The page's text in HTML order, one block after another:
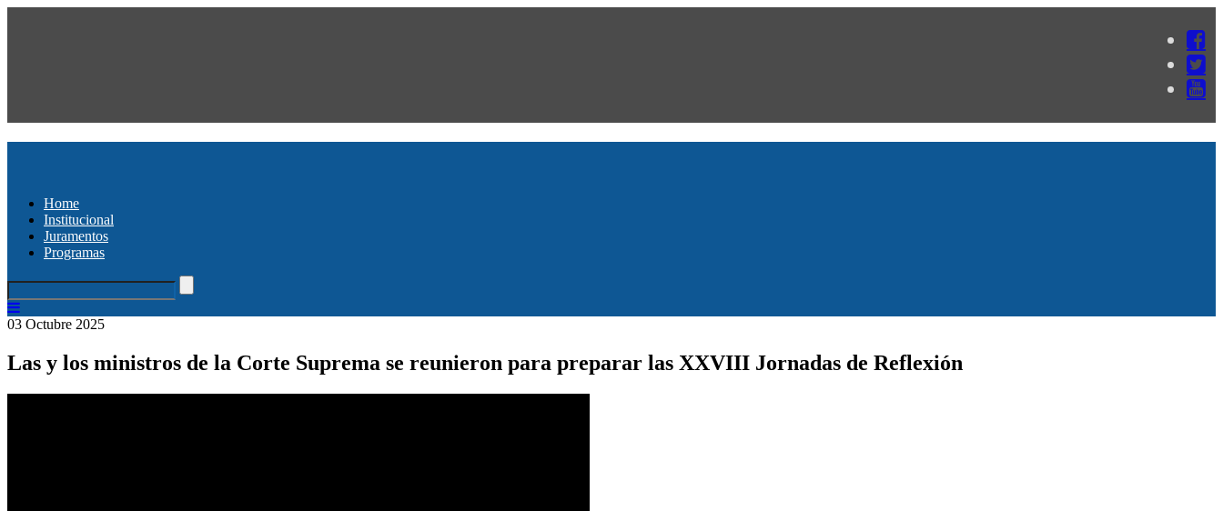
Home
Institucional
Juramentos
Programas
03 Octubre 2025
Las y los ministros de la Corte Suprema se reunieron para preparar las XXVIII Jornadas de Reflexión